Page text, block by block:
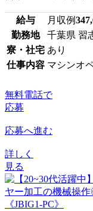
給与 月収例
勤務地
千葉県 習
寮・社宅 あり
仕事内容 マシンオ
無料電話で
応募
応募へ進む
詳しく
見る